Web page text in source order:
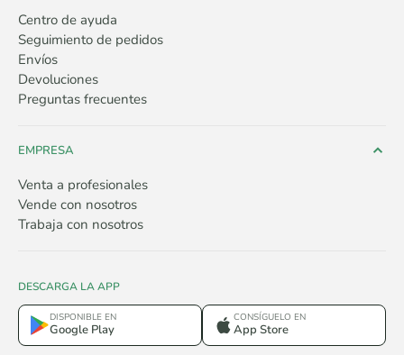
Centro de ayuda
Seguimiento de pedidos
Envíos
Devoluciones
Preguntas frecuentes
EMPRESA
Venta a profesionales
Vende con nosotros
Trabaja con nosotros
DESCARGA LA APP
DISPONIBLE EN
Google Play
CONSÍGUELO EN
App Store